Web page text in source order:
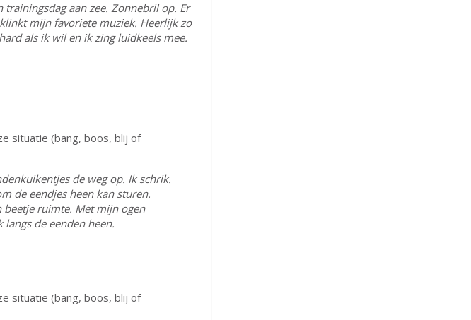
aan zee. Zonnebril op. Er
mijn favoriete muziek. Heerlijk zo
als ik wil en ik zing luidkeels mee.
situatie (bang, boos, blij of
de weg op. Ik schrik.
de eendjes heen kan sturen.
beetje ruimte. Met mijn ogen
langs de eenden heen.
situatie (bang, boos, blij of